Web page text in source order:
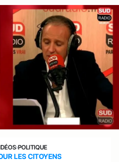
›POLITIQUE
LES CITOYENS